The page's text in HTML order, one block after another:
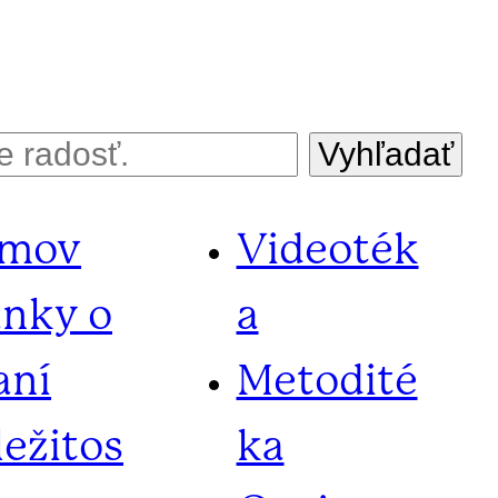
Vyhľadať
o
Videoték
a
Metodité
ka